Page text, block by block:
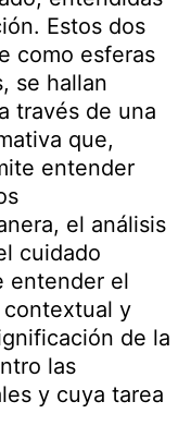
Estos dos
como esferas
se hallan
través de una
que,
entender
el análisis
cuidado
entender el
y
de la
las
y cuya tarea